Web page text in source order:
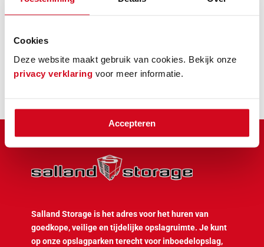
Cookies
Deze website maakt gebruik van cookies. Bekijk onze
privacy verklaring voor meer informatie.
Accepteren
Bekijk hier het aanbod
Salland Storage is het adres voor het huren van
goedkope, veilige en tijdelijke opslagruimte. Je kunt
op onze opslagparken terecht voor inboedelopslag,